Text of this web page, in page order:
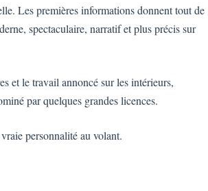
Les premières informations donnent tout de
spectaculaire, narratif et plus précis sur
et le travail annoncé sur les intérieurs,
par quelques grandes licences.
personnalité au volant.